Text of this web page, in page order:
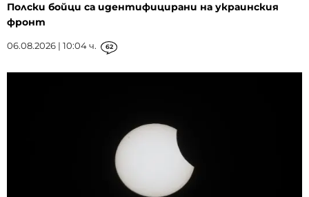
Полски бойци са идентифицирани на украинския
фронт
06.08.2026 | 10:04 ч. 62